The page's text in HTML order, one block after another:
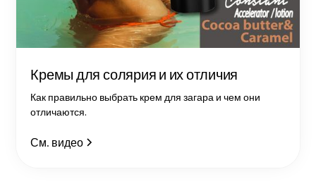
Кремы для солярия и их отличия
Как правильно выбрать крем для загара и чем они
отличаются.
См. видео